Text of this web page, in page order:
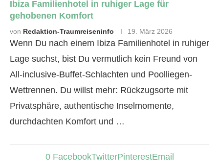
Ibiza Familienhotel in ruhiger Lage für
gehobenen Komfort
von Redaktion-Traumreiseninfo 19. März 2026
Wenn Du nach einem Ibiza Familienhotel in ruhiger
Lage suchst, bist Du vermutlich kein Freund von
All-inclusive-Buffet-Schlachten und Poolliegen-
Wettrennen. Du willst mehr: Rückzugsorte mit
Privatsphäre, authentische Inselmomente,
durchdachten Komfort und …
0 FacebookTwitterPinterestEmail